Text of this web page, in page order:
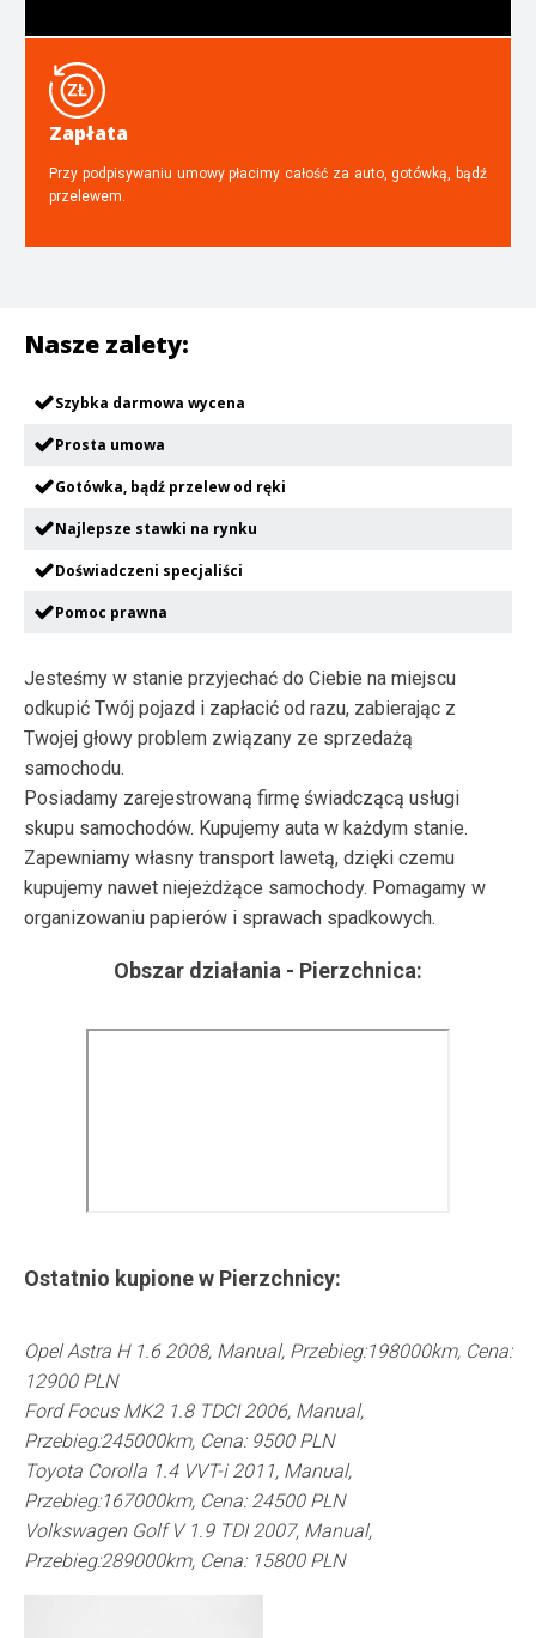
Zapłata
Przy podpisywaniu umowy płacimy całość za auto, gotówką, bądź
przelewem.
Nasze zalety:
Szybka darmowa wycena
Prosta umowa
Gotówka, bądź przelew od ręki
Najlepsze stawki na rynku
Doświadczeni specjaliści
Pomoc prawna
Jesteśmy w stanie przyjechać do Ciebie na miejscu
odkupić Twój pojazd i zapłacić od razu, zabierając z
Twojej głowy problem związany ze sprzedażą
samochodu.
Posiadamy zarejestrowaną firmę świadczącą usługi
skupu samochodów. Kupujemy auta w każdym stanie.
Zapewniamy własny transport lawetą, dzięki czemu
kupujemy nawet niejeżdżące samochody. Pomagamy w
organizowaniu papierów i sprawach spadkowych.
Obszar działania - Pierzchnica:
Ostatnio kupione w Pierzchnicy:
Opel Astra H 1.6 2008, Manual, Przebieg:198000km, Cena:
12900 PLN
Ford Focus MK2 1.8 TDCI 2006, Manual,
Przebieg:245000km, Cena: 9500 PLN
Toyota Corolla 1.4 VVT-i 2011, Manual,
Przebieg:167000km, Cena: 24500 PLN
Volkswagen Golf V 1.9 TDI 2007, Manual,
Przebieg:289000km, Cena: 15800 PLN